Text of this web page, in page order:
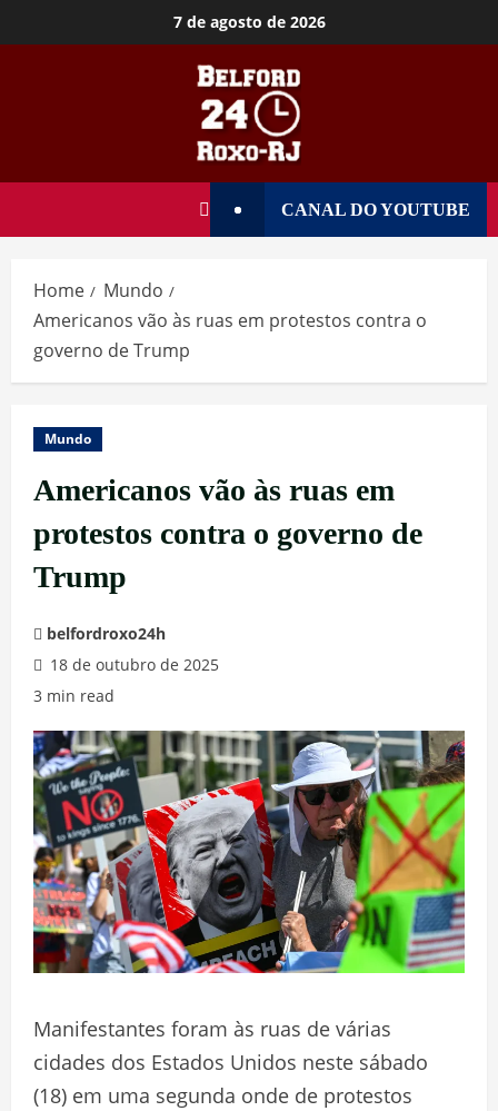
7 de agosto de 2026
CANAL DO YOUTUBE
Home
Mundo
Americanos vão às ruas em protestos contra o
governo de Trump
Mundo
Americanos vão às ruas em
protestos contra o governo de
Trump
belfordroxo24h
18 de outubro de 2025
3 min read
Manifestantes foram às ruas de várias
cidades dos Estados Unidos neste sábado
(18) em uma segunda onde de protestos